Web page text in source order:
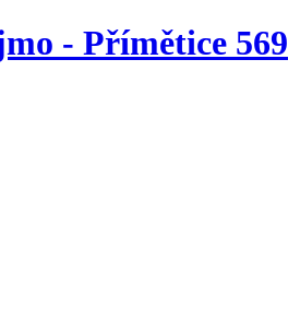
- Přímětice 569